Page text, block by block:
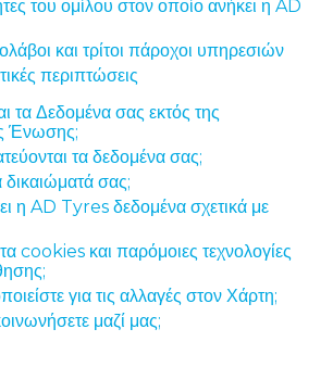
του ομίλου στον οποίο ανήκει η AD
και τρίτοι πάροχοι υπηρεσιών
περιπτώσεις
τα Δεδομένα σας εκτός της
Ένωσης;
τα δεδομένα σας;
δικαιώματά σας;
η AD Tyres δεδομένα σχετικά με
τα cookies και παρόμοιες τεχνολογίες
για τις αλλαγές στον Χάρτη;
μαζί μας;